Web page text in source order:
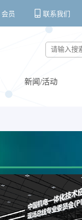
会员 联系我们
新闻/活动